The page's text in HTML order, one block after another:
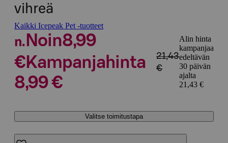
vihreä
Kaikki Icepeak Pet -tuotteet
n. Noin8,99
€Kampanjahinta
8,99 €
21,43
€
Alin hinta
kampanjaa
edeltävän
30 päivän
ajalta
21,43 €
Valitse toimitustapa